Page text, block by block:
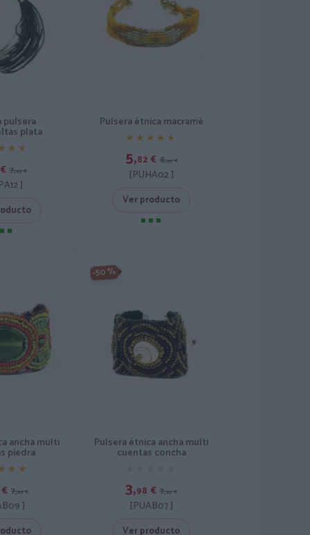
pulsera
plata
€ 7,95 €
]
Pulsera étnica macramé
★★★★★
★★★★★
5,82 € 8,95 €
[PUHA02 ]
Ver producto
ancha multi
piedra
€ 7,95 €
]
-50%
Pulsera étnica ancha multi
cuentas concha
3,98 € 7,95 €
[PUAB07 ]
Ver producto